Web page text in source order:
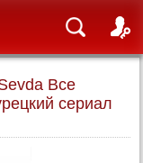
Все
сериал